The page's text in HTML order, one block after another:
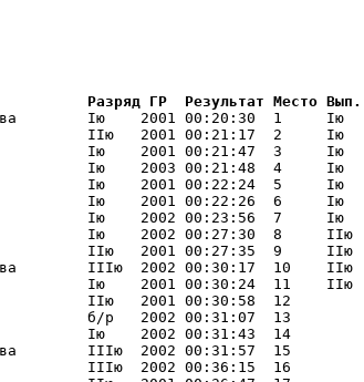
Разряд ГР  Результат Место Вып.
Iю    2001 00:20:30  1     Iю
IIю   2001 00:21:17  2     Iю
Iю    2001 00:21:47  3     Iю
Iю    2003 00:21:48  4     Iю
Iю    2001 00:22:24  5     Iю
Iю    2001 00:22:26  6     Iю
Iю    2002 00:23:56  7     Iю
Iю    2002 00:27:30  8     IIю
IIю   2001 00:27:35  9     IIю
IIIю  2002 00:30:17  10    IIю
Iю    2001 00:30:24  11    IIю
IIю   2001 00:30:58  12
б/р   2002 00:31:07  13
Iю    2002 00:31:43  14
IIIю  2002 00:31:57  15
IIIю  2002 00:36:15  16